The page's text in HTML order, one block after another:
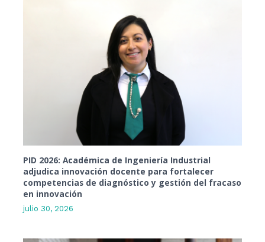
PID 2026: Académica de Ingeniería Industrial
adjudica innovación docente para fortalecer
competencias de diagnóstico y gestión del fracaso
en innovación
julio 30, 2026